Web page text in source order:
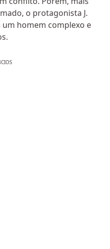
o protagonista J.
homem complexo e